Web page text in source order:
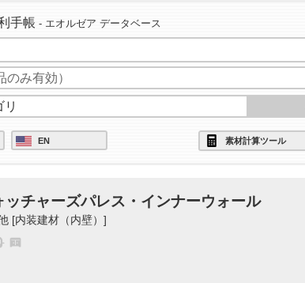
手帳 - エオルゼア データベース
EN 素材計算ツール
ッチャーズパレス・インナーウォール
[内装建材（内壁）]